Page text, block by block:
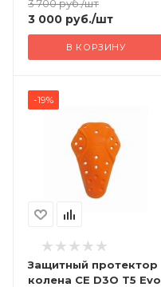
3 700руб./шт
3 000 руб./шт
В КОРЗИНУ
-19%
Защитный протектор
колена CE D3O T5 Evo